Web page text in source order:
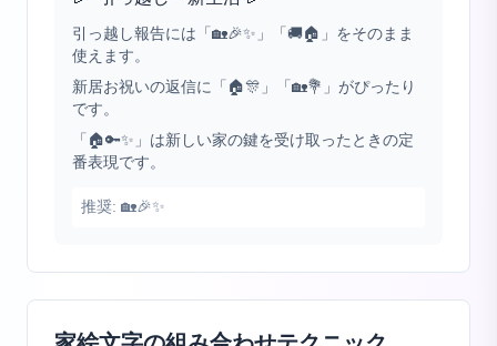
引っ越し報告には「🏡🎉✨」「🚚🏠」をそのまま
使えます。
新居お祝いの返信に「🏠🎊」「🏡💐」がぴったり
です。
「🏠🔑✨」は新しい家の鍵を受け取ったときの定
番表現です。
推奨: 🏡🎉✨